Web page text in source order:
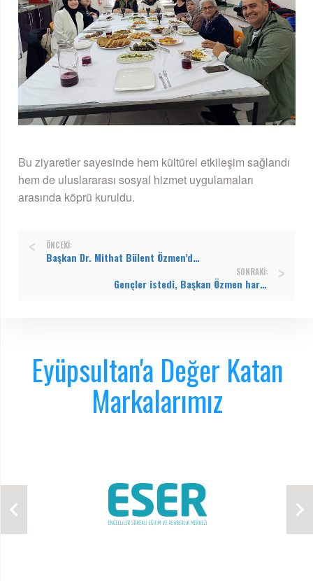
Bu ziyaretler sayesinde hem kültürel etkileşim sağlandı
hem de uluslararası sosyal hizmet uygulamaları
arasında köprü kuruldu.
ÖNCEKI:
Başkan Dr. Mithat Bülent Özmen’den 1 Mayıs Mesajı: Emek, başımızın tacıdır!
SONRAKI:
Gençler istedi, Başkan Özmen harekete geçti: Çırçır’a yeni halı saha geliyor!
Eyüpsultan'a Değer Katan
Markalarımız